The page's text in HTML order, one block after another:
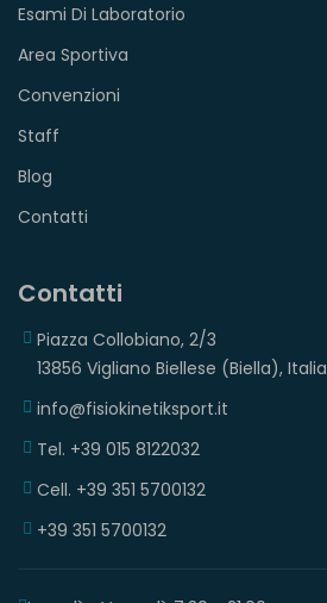
Esami Di Laboratorio
Area Sportiva
Convenzioni
Staff
Blog
Contatti
Contatti
Piazza Collobiano, 2/3
13856 Vigliano Biellese (Biella), Italia
info@fisiokinetiksport.it
Tel. +39 015 8122032
Cell. +39 351 5700132
+39 351 5700132